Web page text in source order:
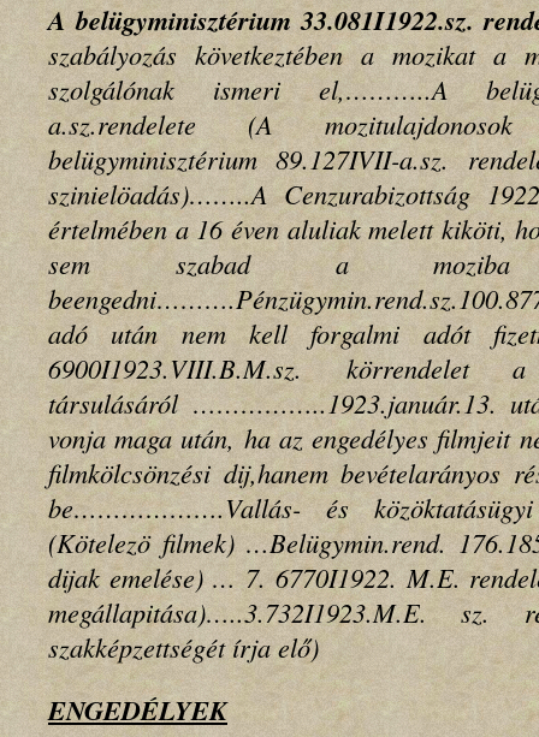
A belügyminisztérium 33.081I1922.sz.
szabályozás következtében a mozikat a
szolgálónak ismeri el,………..A
a.sz.rendelete (A
belügyminisztérium 89.127IVII-a.sz.
szinielöadás)……..ACenzurabizottság
értelmébena 16 éven aluliak melett kiköti,
sem szabad a moziba
beengedni……….
adó után nem kell forgalmi adót
6900I1923.VIII.B.M.sz. körrendelet a
társulásáról ……………..1923.január.13.
vonja maga után, ha az engedélyes filmjeit
filmkölcsönzési dij,hanem bevételarányos
be……………….Vallás- és
(Kötelezö filmek) …Belügymin.rend.
dijak emelése) …7. 6770I1922. M.E.
megállapitása)…..3.732I1923.M.E. sz.
szakképzettségét írja elő)
ENGEDÉLYEK